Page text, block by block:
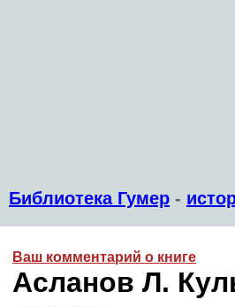
Библиотека Гумер -
Ваш комментарий о книге
Асланов Л.